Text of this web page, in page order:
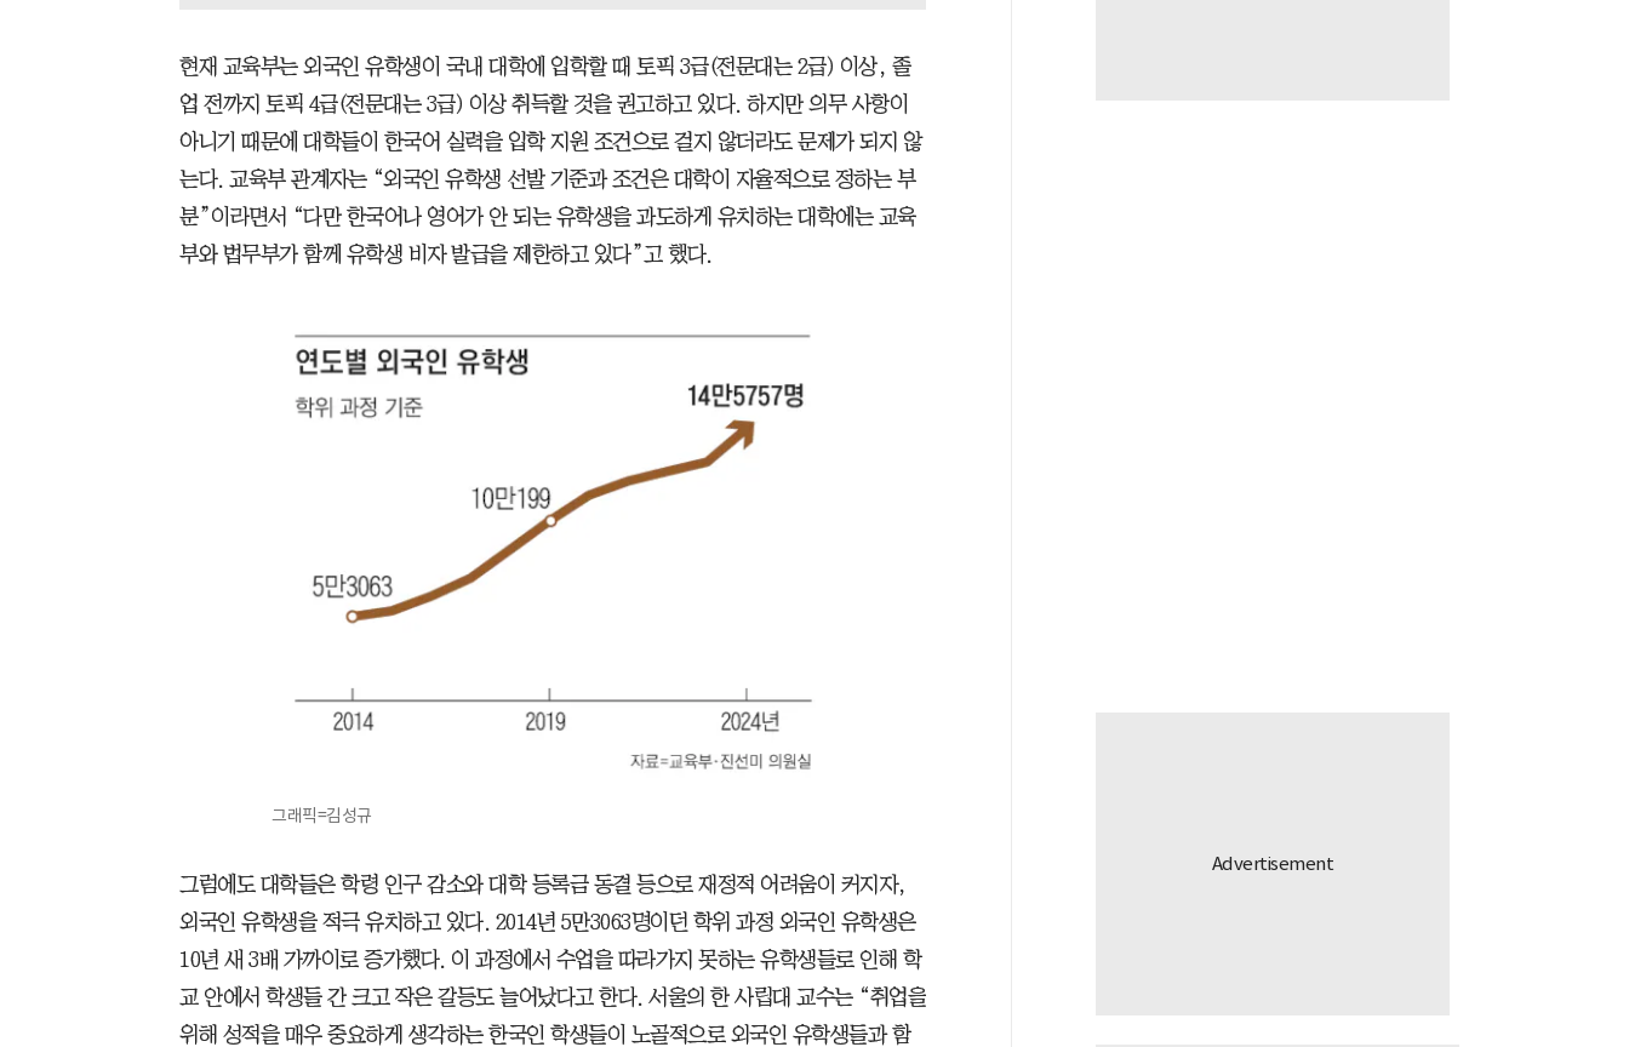
현재 교육부는 외국인 유학생이 국내 대학에 입학할 때 토픽 3급(전문대는 2급) 이상, 졸
업 전까지 토픽 4급(전문대는 3급) 이상 취득할 것을 권고하고 있다. 하지만 의무 사항이
아니기 때문에 대학들이 한국어 실력을 입학 지원 조건으로 걸지 않더라도 문제가 되지 않
는다. 교육부 관계자는 “외국인 유학생 선발 기준과 조건은 대학이 자율적으로 정하는 부
분”이라면서 “다만 한국어나 영어가 안 되는 유학생을 과도하게 유치하는 대학에는 교육
부와 법무부가 함께 유학생 비자 발급을 제한하고 있다”고 했다.
그래픽=김성규
​그럼에도 대학들은 학령 인구 감소와 대학 등록금 동결 등으로 재정적 어려움이 커지자,
외국인 유학생을 적극 유치하고 있다. 2014년 5만3063명이던 학위 과정 외국인 유학생은
10년 새 3배 가까이로 증가했다. 이 과정에서 수업을 따라가지 못하는 유학생들로 인해 학
교 안에서 학생들 간 크고 작은 갈등도 늘어났다고 한다. 서울의 한 사립대 교수는 “취업을
위해 성적을 매우 중요하게 생각하는 한국인 학생들이 노골적으로 외국인 유학생들과 함